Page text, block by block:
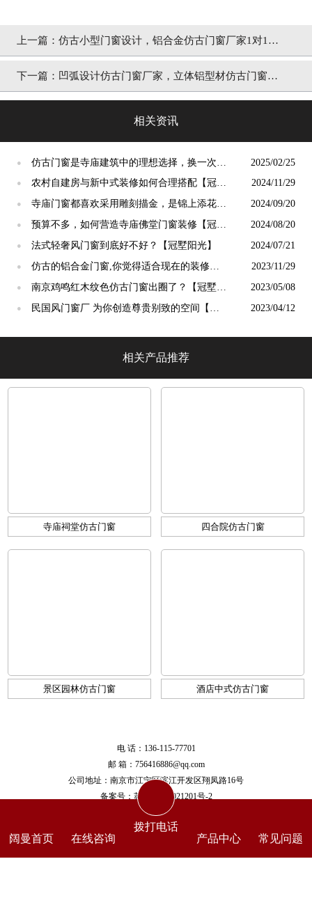
上一篇： 仿古小型门窗设计，铝合金仿古门窗厂家1对1免
费设计「冠墅阳光」
下一篇： 凹弧设计仿古门窗厂家，立体铝型材仿古门窗源
相关资讯
●
仿古门窗是寺庙建筑中的理想选择，换一次用
终生【冠墅阳光】
2025/02/25
●
农村自建房与新中式装修如何合理搭配【冠墅
阳光】
2024/11/29
●
寺庙门窗都喜欢采用雕刻描金，是锦上添花
吗？【冠墅阳光】
2024/09/20
●
预算不多，如何营造寺庙佛堂门窗装修【冠墅
阳光】
2024/08/20
● 法式轻奢风门窗到底好不好？【冠墅阳光】 2024/07/21
●
仿古的铝合金门窗,你觉得适合现在的装修吗?
【冠墅阳光】
2023/11/29
●
南京鸡鸣红木纹色仿古门窗出圈了？【冠墅阳
光】
2023/05/08
●
民国风门窗厂 为你创造尊贵别致的空间【冠
2023/04/12
相关产品推荐
寺庙祠堂仿古门窗 四合院仿古门窗
景区园林仿古门窗 酒店中式仿古门窗
电 话：136-115-77701
邮 箱：756416886@qq.com
公司地址：南京市江宁区滨江开发区翔凤路16号
备案号： 苏ICP备17021201号-2
阔曼首页 在线咨询
拨打电话
产品中心
常见问题